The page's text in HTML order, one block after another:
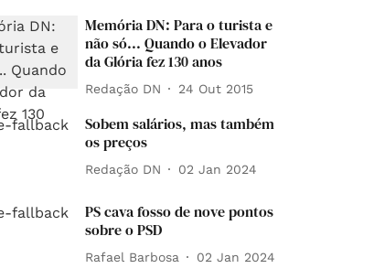
Memória DN: Para o turista e
não só... Quando o Elevador
da Glória fez 130 anos
Redação DN 24 Out 2015
Sobem salários, mas também
os preços
Redação DN 02 Jan 2024
PS cava fosso de nove pontos
sobre o PSD
Rafael Barbosa 02 Jan 2024